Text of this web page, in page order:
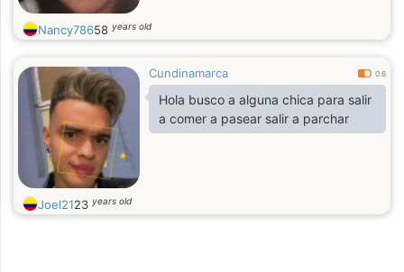
Nancy78658 years old
Cundinamarca 0.6
Hola busco a alguna chica para salir
a comer a pasear salir a parchar
Joel2123 years old